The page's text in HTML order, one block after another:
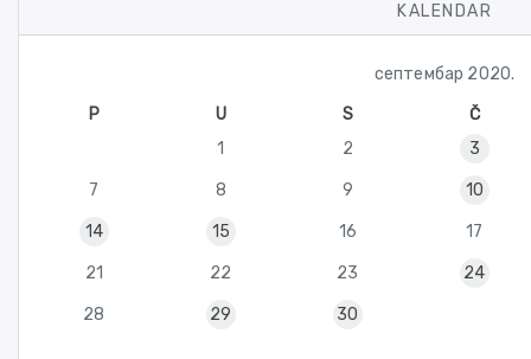
KALENDAR
септембар 2020.
P
U S
Č
1
2 3
7 8 9 10
14 15 16 17
21 22 23 24
28 29 30